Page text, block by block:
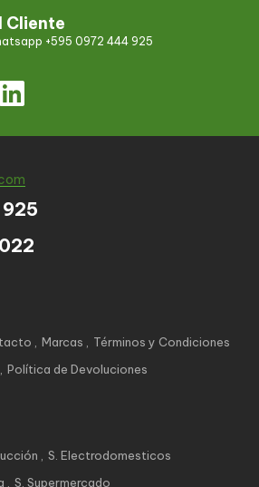
Cliente
+595 0972 444 925
Marcas
Términos y Condiciones
Política de Devoluciones
S. Electrodomesticos
S. Supermercado